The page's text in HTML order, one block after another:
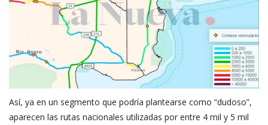
Así, ya en un segmento que podría plantearse como “dudoso”,
aparecen las rutas nacionales utilizadas por entre 4 mil y 5 mil